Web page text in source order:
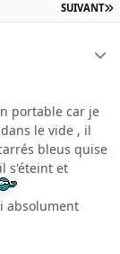
SUIVANT
portable car je
le vide , il
bleus quise
s'éteint et
absolument